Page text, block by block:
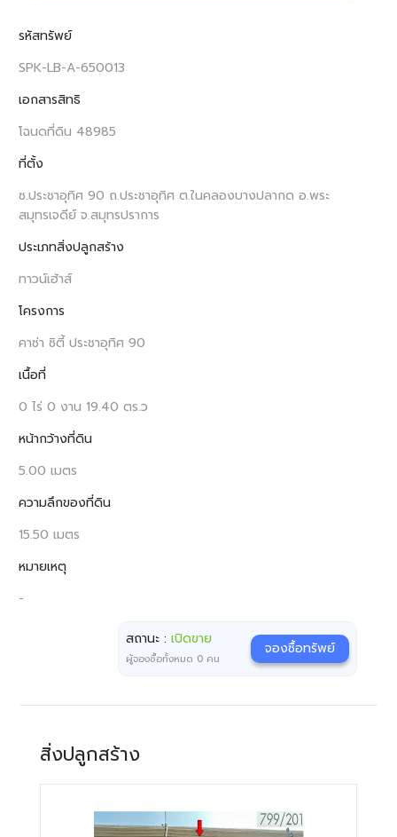
รหัสทรัพย์
SPK-LB-A-650013
เอกสารสิทธิ
โฉนดที่ดิน 48985
ที่ตั้ง
ซ.ประชาอุทิศ 90 ถ.ประชาอุทิศ ต.ในคลองบางปลากด อ.พระ
สมุทรเจดีย์ จ.สมุทรปราการ
ประเภทสิ่งปลูกสร้าง
ทาวน์เฮ้าส์
โครงการ
คาซ่า ซิตี้ ประชาอุทิศ 90
เนื้อที่
0 ไร่ 0 งาน 19.40 ตร.ว
หน้ากว้างที่ดิน
5.00 เมตร
ความลึกของที่ดิน
15.50 เมตร
หมายเหตุ
-
สถานะ :เปิดขาย
ผู้จองซื้อทั้งหมด 0 คน
จองซื้อทรัพย์
สิ่งปลูกสร้าง